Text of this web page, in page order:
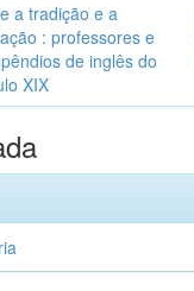
a tradição e a
: professores e
de inglês do
XIX